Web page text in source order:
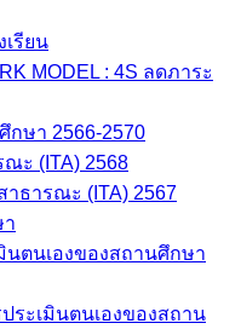
รียน
MODEL : 4S ลดภาระ
ษา 2566-2570
ณะ (ITA) 2568
าธารณะ (ITA) 2567
นตนเองของสถานศึกษา
ระเมินตนเองของสถาน